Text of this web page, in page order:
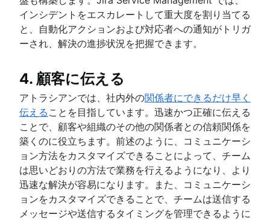
インシデントをエスカレートして重大度を割り当てる
と、自動化アクションおよび対応者への通知がトリガ
ーされ、解決の進捗状況を把握できます。
4. 顧客に伝える
アトラシアンでは、社内外の関係者にできるだけ早く
伝える ことを目指しています。迅速かつ正確に伝える
ことで、顧客や組織のその他の関係者との信頼関係を
築くのに役立ちます。前述のように、コミュニケーシ
ョン方法をカスタマイズできることによって、チーム
は思いどおりの方法で業務を行えるようになり、より
迅速な解決が容易になります。また、コミュニケーシ
ョンをカスタマイズできることで、チームは送信する
メッセージや送信するタイミングを管理できるように